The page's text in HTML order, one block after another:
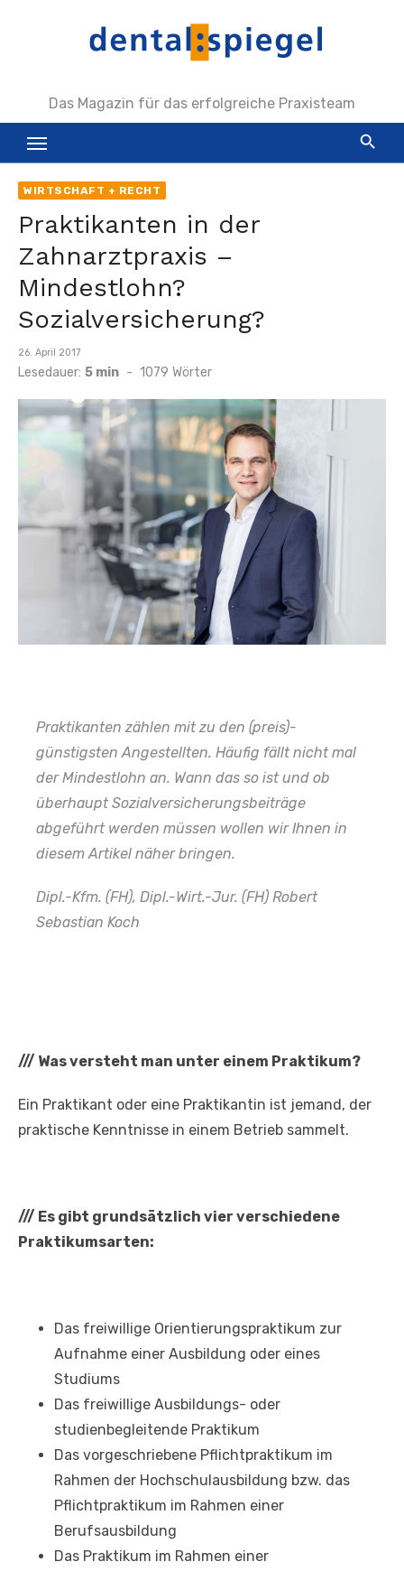
Das Magazin für das erfolgreiche Praxisteam
WIRTSCHAFT + RECHT
Praktikanten in der
Zahnarztpraxis –
Mindestlohn?
Sozialversicherung?
Veröffentlicht
am
26. April 2017
Lesedauer: 5 min - 1079 Wörter
Praktikanten zählen mit zu den (preis)-
günstigsten Angestellten. Häufig fällt nicht mal
der Mindestlohn an. Wann das so ist und ob
überhaupt Sozialversicherungsbeiträge
abgeführt werden müssen wollen wir Ihnen in
diesem Artikel näher bringen.
Dipl.-Kfm. (FH), Dipl.-Wirt.-Jur. (FH) Robert
Sebastian Koch
/// Was versteht man unter einem Praktikum?
Ein Praktikant oder eine Praktikantin ist jemand, der
praktische Kenntnisse in einem Betrieb sammelt.
/// Es gibt grundsätzlich vier verschiedene
Praktikumsarten:
Das freiwillige Orientierungspraktikum zur
Aufnahme einer Ausbildung oder eines
Studiums
Das freiwillige Ausbildungs- oder
studienbegleitende Praktikum
Das vorgeschriebene Pflichtpraktikum im
Rahmen der Hochschulausbildung bzw. das
Pflichtpraktikum im Rahmen einer
Berufsausbildung
Das Praktikum im Rahmen einer